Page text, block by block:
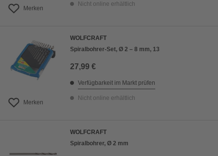
Merken
Nicht online erhältlich
Merken
WOLFCRAFT
Spiralbohrer-Set, Ø 2 – 8 mm, 13
27,99 €
Verfügbarkeit im Markt prüfen
Nicht online erhältlich
WOLFCRAFT
Spiralbohrer, Ø 2 mm